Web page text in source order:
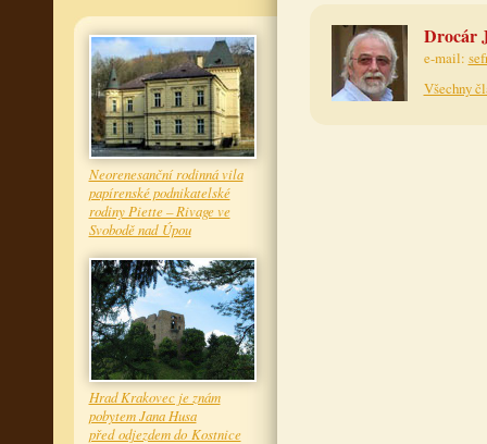
Neorenesanční rodinná vila
papírenské podnikatelské
rodiny Piette – Rivage ve
Svobodě nad Úpou
Hrad Krakovec je znám
pobytem Jana Husa
před odjezdem do Kostnice
Drocár
e-mail:
Všechny